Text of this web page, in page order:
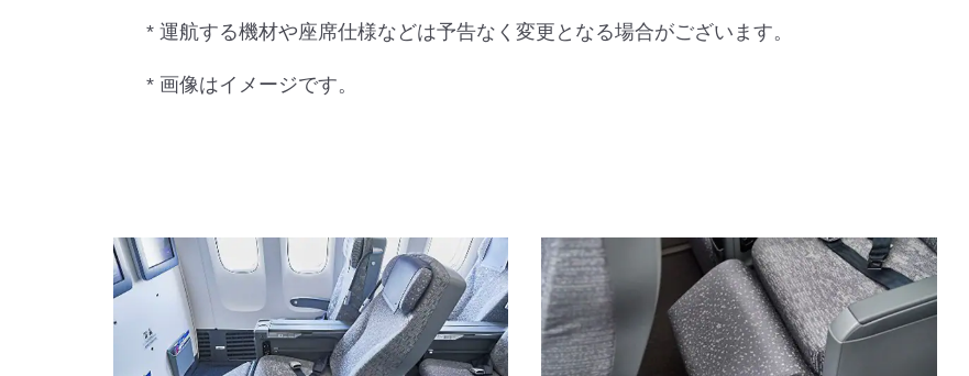
* 運航する機材や座席仕様などは予告なく変更となる場合がございます。
* 画像はイメージです。